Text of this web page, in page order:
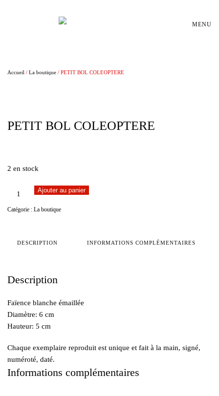
Passer au contenu principal MENU
Accueil / La boutique / PETIT BOL COLEOPTERE
PETIT BOL COLEOPTERE
2 en stock
PETIT
Ajouter au panier
Catégorie : La boutique
DESCRIPTION INFORMATIONS COMPLÉMENTAIRES
Description
Faïence blanche émaillée
Diamètre: 6 cm
Hauteur: 5 cm
Chaque exemplaire reproduit est unique et fait à la main, signé,
numéroté, daté.
Informations complémentaires